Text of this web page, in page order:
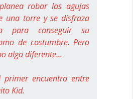
robar las agujas
una torre y se disfraza
para conseguir su
de costumbre. Pero
algo diferente...
primer encuentro entre
Kid.